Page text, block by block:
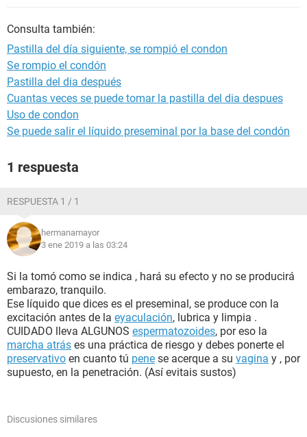
Consulta también:
Pastilla del día siguiente, se rompió el condon
Se rompio el condón
Pastilla del dia después
Cuantas veces se puede tomar la pastilla del dia despues
Uso de condon
Se puede salir el líquido preseminal por la base del condón
1 respuesta
RESPUESTA 1 / 1
hermanamayor
3 ene 2019 a las 03:24
Si la tomó como se indica , hará su efecto y no se producirá
embarazo, tranquilo.
Ese líquido que dices es el preseminal, se produce con la
excitación antes de la eyaculación, lubrica y limpia .
CUIDADO lleva ALGUNOS espermatozoides, por eso la
marcha atrás es una práctica de riesgo y debes ponerte el
preservativo en cuanto tú pene se acerque a su vagina y , por
supuesto, en la penetración. (Así evitais sustos)
Discusiones similares